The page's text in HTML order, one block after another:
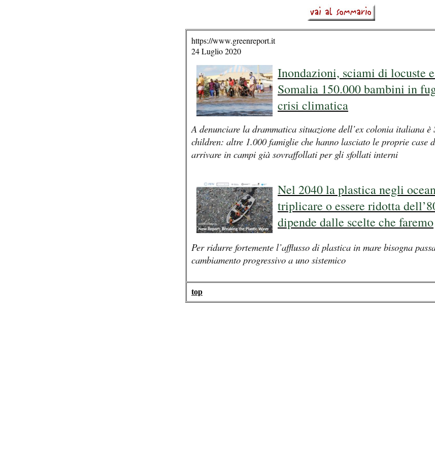
https://www.greenreport.it
24 Luglio 2020
Inondazioni, sciami di locuste
Somalia 150.000 bambini in
crisi climatica
A denunciare la drammatica situazione dell’ex colonia italiana è
children: altre 1.000 famiglie che hanno lasciato le proprie case
arrivare in campi già sovraffollati per gli sfollati interni
Nel 2040 la plastica negli
triplicare o essere ridotta
dipende dalle scelte che faremo
Per ridurre fortemente l’afflusso di plastica in mare bisogna
cambiamento progressivo a uno sistemico
top